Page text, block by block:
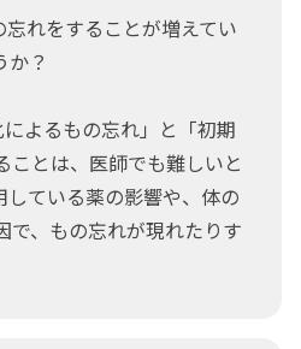
れをすることが増えてい
か？
よるもの忘れ」と「初期
ことは、医師でも難しいと
している薬の影響や、体の
で、もの忘れが現れたりす